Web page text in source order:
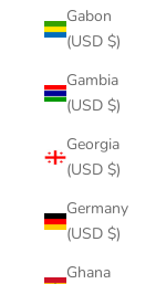
Gabon
(USD $)
Gambia
(USD $)
Georgia
(USD $)
Germany
(USD $)
Ghana